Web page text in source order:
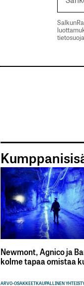
Newmont, Agnico ja
kolme tapaa omistaa
ARVO-OSAKKEETKAUPALLINEN